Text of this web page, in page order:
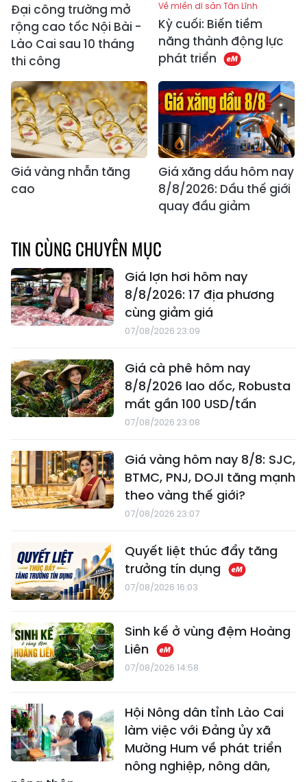
Đại công trường mở
rộng cao tốc Nội Bài -
Lào Cai sau 10 tháng
thi công
Về miền di sản Tân Lĩnh
Kỳ cuối: Biến tiềm
năng thành động lực
phát triển
Giá vàng nhẫn tăng
cao
Giá xăng dầu hôm nay
8/8/2026: Dầu thế giới
quay đầu giảm
TIN CÙNG CHUYÊN MỤC
Giá lợn hơi hôm nay
8/8/2026: 17 địa phương
cùng giảm giá
07/08/2026 23:09
Giá cà phê hôm nay
8/8/2026 lao dốc, Robusta
mất gần 100 USD/tấn
07/08/2026 23:08
Giá vàng hôm nay 8/8: SJC,
BTMC, PNJ, DOJI tăng mạnh
theo vàng thế giới?
07/08/2026 23:07
Quyết liệt thúc đẩy tăng
trưởng tín dụng
07/08/2026 16:03
Sinh kế ở vùng đệm Hoàng
Liên
07/08/2026 14:58
Hội Nông dân tỉnh Lào Cai
làm việc với Đảng ủy xã
Mường Hum về phát triển
nông nghiệp, nông dân,